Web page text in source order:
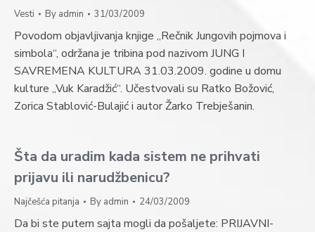
Vesti By admin 31/03/2009
Povodom objavljivanja knjige „Rečnik Jungovih pojmova i
simbola“, održana je tribina pod nazivom JUNG I
SAVREMENA KULTURA 31.03.2009. godine u domu
kulture „Vuk Karadžić“. Učestvovali su Ratko Božović,
Zorica Stablović-Bulajić i autor Žarko Trebješanin.
Šta da uradim kada sistem ne prihvati
prijavu ili narudžbenicu?
Najčešća pitanja By admin 24/03/2009
Da bi ste putem sajta mogli da pošaljete: PRIJAVNI-